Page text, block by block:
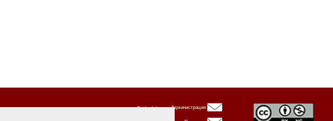
Oxbridge Администрация